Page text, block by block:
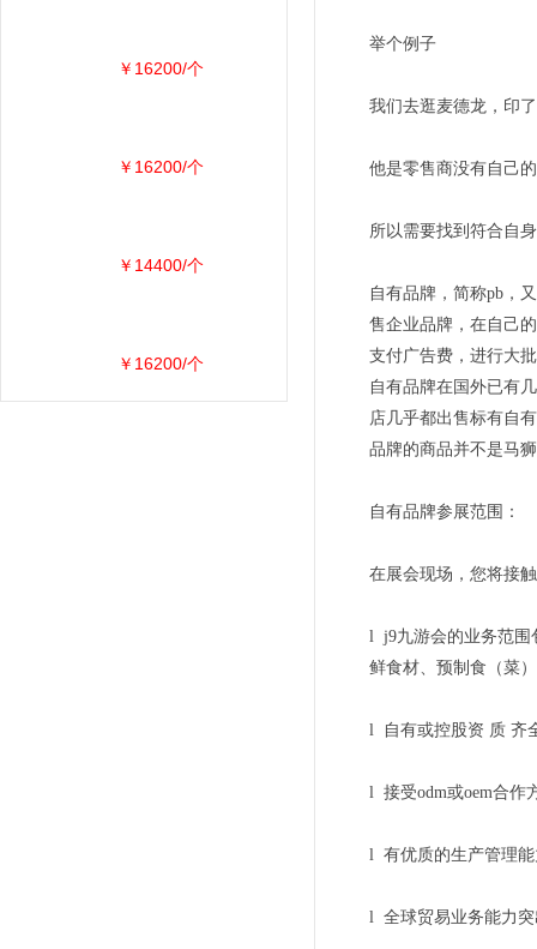
举个例子
我们去逛麦德龙，印
他是零售商没有自己
所以需要找到符合自
自有品牌，简称pb，
售企业品牌，在自己
支付广告费，进行大
自有品牌在国外已有
店几乎都出售标有自
品牌的商品并不是马
自有品牌参展范围：
在展会现场，您将接
l j9九游会的业务范围
鲜食材、预制食（菜
l 自有或控股资 质 齐
l 接受odm或oem合作
l 有优质的生产管理
l 全球贸易业务能力
￥16200/个
￥16200/个
￥14400/个
￥16200/个